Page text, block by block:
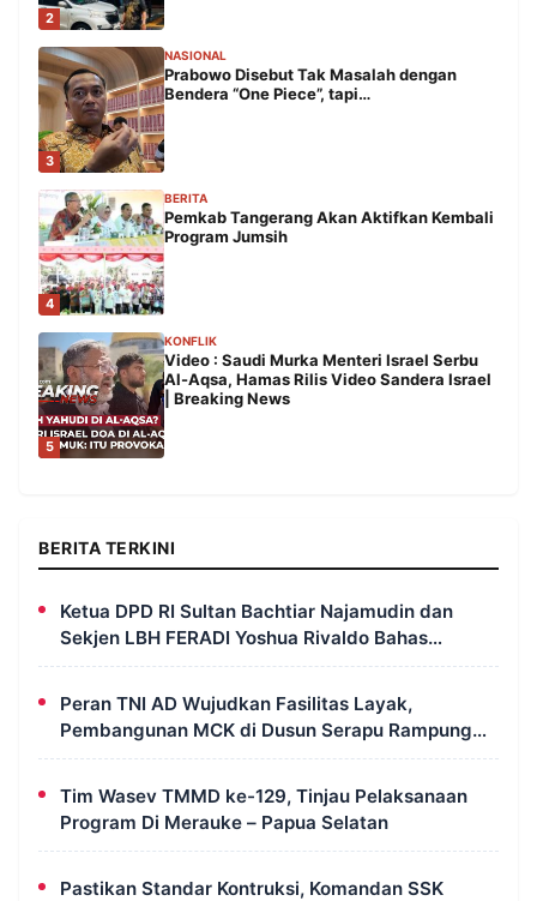
2
3
NASIONAL
Prabowo Disebut Tak Masalah dengan
Bendera “One Piece”, tapi…
4
BERITA
Pemkab Tangerang Akan Aktifkan Kembali
Program Jumsih
5
KONFLIK
Video : Saudi Murka Menteri Israel Serbu
Al-Aqsa, Hamas Rilis Video Sandera Israel
| Breaking News
BERITA TERKINI
Ketua DPD RI Sultan Bachtiar Najamudin dan
Sekjen LBH FERADI Yoshua Rivaldo Bahas
Geopolitik dan Supremasi Hukum
Peran TNI AD Wujudkan Fasilitas Layak,
Pembangunan MCK di Dusun Serapu Rampung
Dikerjakan
Tim Wasev TMMD ke-129, Tinjau Pelaksanaan
Program Di Merauke – Papua Selatan
Pastikan Standar Kontruksi, Komandan SSK